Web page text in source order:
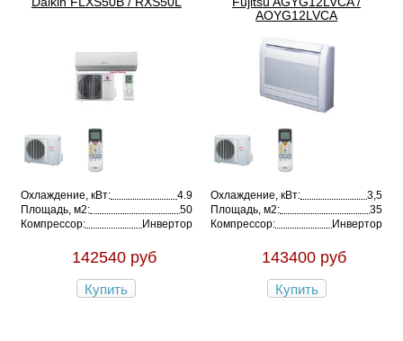
Охлаждение, кВт:
4.9
Площадь, м2:
50
Компрессор:
Инвертор
142540 руб
Купить
AOYG12LVCA
Охлаждение, кВт:
3,5
Площадь, м2:
35
Компрессор:
Инвертор
143400 руб
Купить